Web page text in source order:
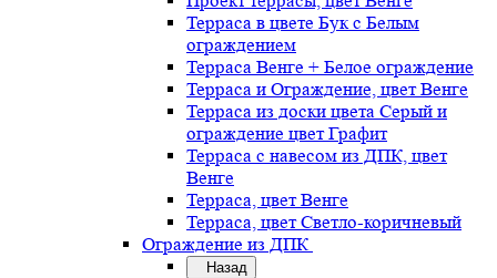
Терраса в цвете Бук с Белым
ограждением
Терраса Венге + Белое ограждение
Терраса и Ограждение, цвет Венге
Терраса из доски цвета Серый и
ограждение цвет Графит
Терраса с навесом из ДПК, цвет
Венге
Терраса, цвет Венге
Терраса, цвет Светло-коричневый
Ограждение из ДПК
Назад